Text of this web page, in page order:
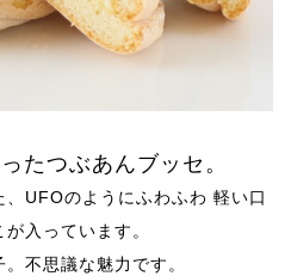
たつぶあんブッセ。
UFOのようにふわふわ 軽い口
入っています。
不思議な魅力です。